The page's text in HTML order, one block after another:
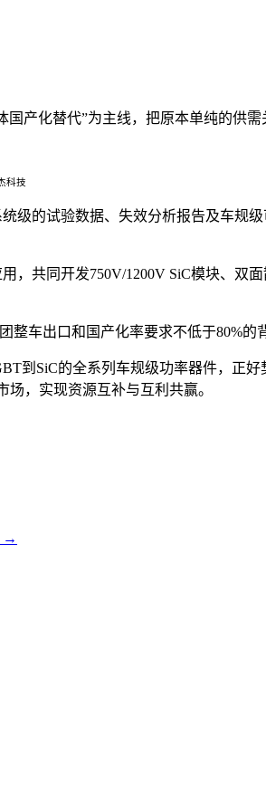
产化替代”为主线，把原本单纯的供
科技
级的试验数据、失效分析报告及车规
，共同开发750V/1200V SiC模块、
车出口和国产化率要求不低于80%的
到SiC的全系列车规级功率器件，正
，实现资源互补与互利共赢。
→